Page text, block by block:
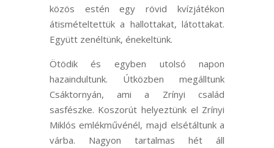
közös estén egy rövid kvízjátékon
átismételtettük a hallottakat, látottakat.
Együtt zenéltünk, énekeltünk.
Ötödik és egyben utolsó napon
hazaindultunk. Útközben megálltunk
Csáktornyán, ami a Zrínyi család
sasfészke. Koszorút helyeztünk el Zrínyi
Miklós emlékművénél, majd elsétáltunk a
várba. Nagyon tartalmas hét áll